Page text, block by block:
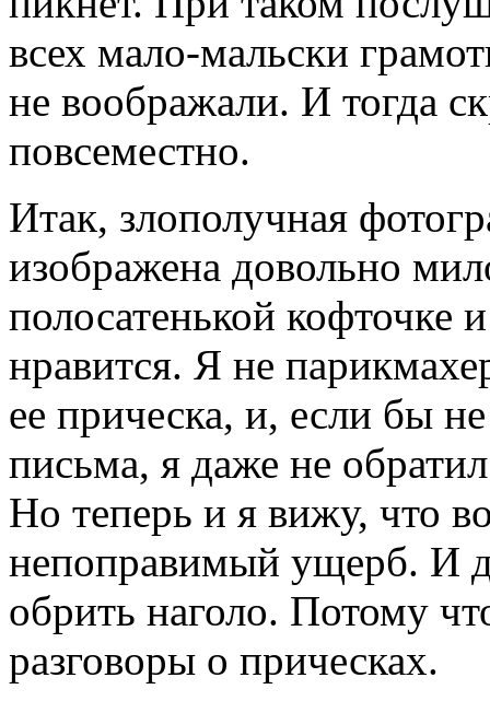
всех мало-мальски
не воображали. И тогда
повсеместно.
Итак, злополучная
изображена довольно
полосатенькой кофточке
нравится. Я не
ее прическа, и, если бы
письма, я даже не
Но теперь и я вижу, что
непоправимый ущерб. И
обрить наголо. Потому
разговоры о прическах.